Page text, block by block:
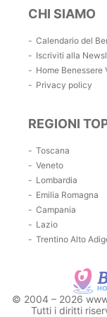
CHI SIAMO
Calendario del
Iscriviti alla
Home Benessere
Privacy policy
REGIONI
Toscana
Veneto
Lombardia
Emilia Romagna
Campania
Lazio
Trentino Alto
© 2004 – 2026
Tutti i diritti